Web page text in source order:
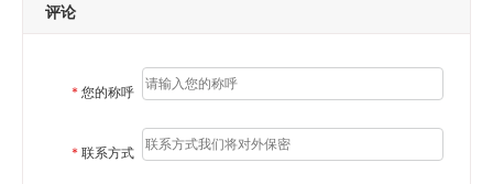
评论
* 您的称呼
* 联系方式